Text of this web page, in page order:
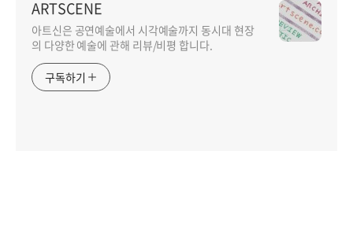
ARTSCENE
아트신은 공연예술에서 시각예술까지 동시대 현장
의 다양한 예술에 관해 리뷰/비평 합니다.
구독하기